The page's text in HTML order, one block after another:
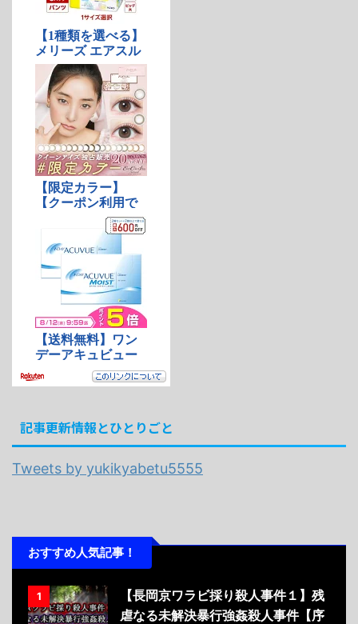
記事更新情報とひとりごと
Tweets by yukikyabetu5555
おすすめ人気記事！
1
【長岡京ワラビ採り殺人事件１】残
虐なる未解決暴行強姦殺人事件【序